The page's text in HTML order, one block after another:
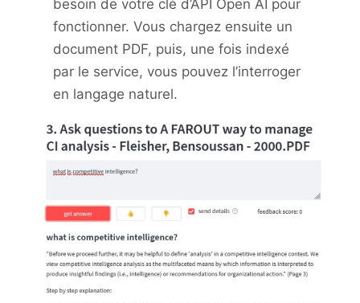
besoin de votre clé d’API Open AI pour
fonctionner. Vous chargez ensuite un
document PDF, puis, une fois indexé
par le service, vous pouvez l’interroger
en langage naturel.